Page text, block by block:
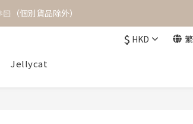
（個別貨品除外）
$ HKD
Jellycat